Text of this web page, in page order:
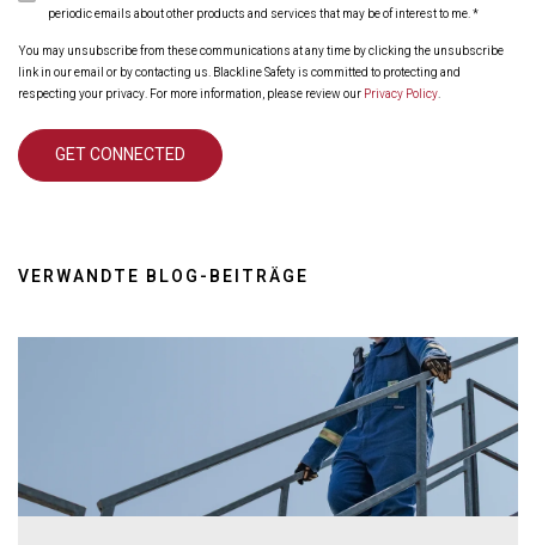
periodic emails about other products and services that may be of interest to me.*
You may unsubscribe from these communications at any time by clicking the unsubscribe
link in our email or by contacting us. Blackline Safety is committed to protecting and
respecting your privacy. For more information, please review our Privacy Policy.
VERWANDTE BLOG-BEITRÄGE